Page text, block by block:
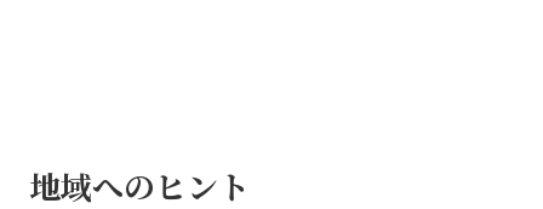
地域へのヒント